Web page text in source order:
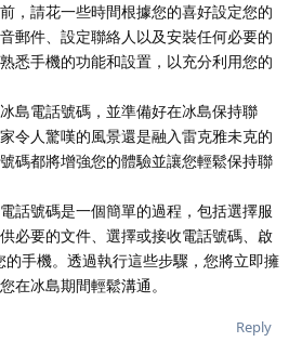
，請花一些時間根據您的喜好設定您的
郵件、設定聯絡人以及安裝任何必要的
悉手機的功能和設置，以充分利用您的
島電話號碼，並準備好在冰島保持聯
令人驚嘆的風景還是融入雷克雅未克的
碼都將增強您的體驗並讓您輕鬆保持聯
話號碼是一個簡單的過程，包括選擇服
必要的文件、選擇或接收電話號碼、啟
手機。透過執行這些步驟，您將立即擁
在冰島期間輕鬆溝通。
Reply